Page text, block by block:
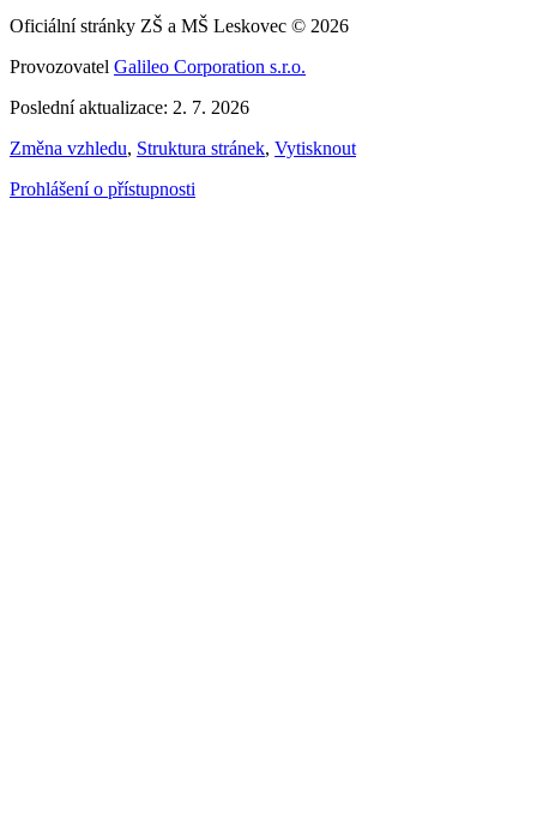
Oficiální stránky ZŠ a MŠ Leskovec © 2026
Provozovatel Galileo Corporation s.r.o.
Poslední aktualizace: 2. 7. 2026
Změna vzhledu, Struktura stránek, Vytisknout
Prohlášení o přístupnosti